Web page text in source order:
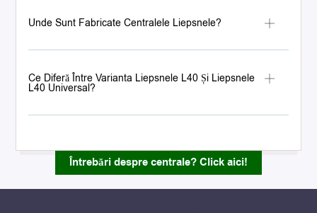
Unde Sunt Fabricate Centralele Liepsnele?
Ce Diferă Între Varianta Liepsnele L40 Și Liepsnele
L40 Universal?
Întrebări despre centrale? Click aici!